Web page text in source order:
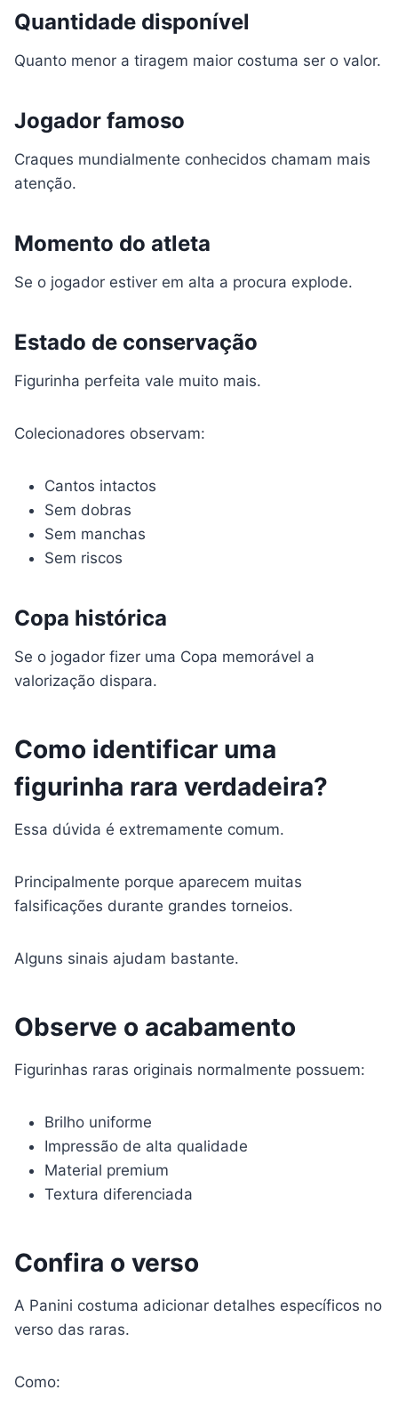
Quantidade disponível
Quanto menor a tiragem maior costuma ser o valor.
Jogador famoso
Craques mundialmente conhecidos chamam mais
atenção.
Momento do atleta
Se o jogador estiver em alta a procura explode.
Estado de conservação
Figurinha perfeita vale muito mais.
Colecionadores observam:
Cantos intactos
Sem dobras
Sem manchas
Sem riscos
Copa histórica
Se o jogador fizer uma Copa memorável a
valorização dispara.
Como identificar uma
figurinha rara verdadeira?
Essa dúvida é extremamente comum.
Principalmente porque aparecem muitas
falsificações durante grandes torneios.
Alguns sinais ajudam bastante.
Observe o acabamento
Figurinhas raras originais normalmente possuem:
Brilho uniforme
Impressão de alta qualidade
Material premium
Textura diferenciada
Confira o verso
A Panini costuma adicionar detalhes específicos no
verso das raras.
Como: